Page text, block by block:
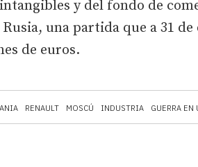
RENAULT MOSCÚ INDUSTRIA GUERRA EN
y del fondo de
una partida que a 31
de euros.